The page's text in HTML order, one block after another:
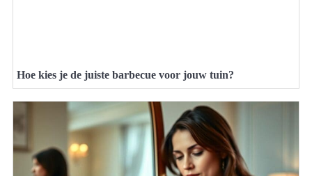
Hoe kies je de juiste barbecue voor jouw tuin?